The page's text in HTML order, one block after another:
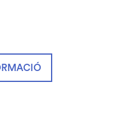
de Granollers,
a reflexionar
envolta la